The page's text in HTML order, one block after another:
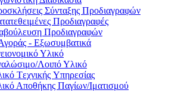
Σύνταξης Προδιαγραφών
Προδιαγραφές
Προδιαγραφών
- Εξωσυμβατικά
Υλικό
Λοιπό Υλικό
Tεχνικής Yπηρεσίας
Αποθήκης Παγίων/Ιματισμού